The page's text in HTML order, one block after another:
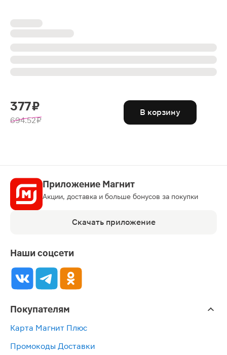
377 ₽
694.52 ₽
В корзину
Приложение Магнит
Акции, доставка и больше бонусов за покупки
Скачать приложение
Наши соцсети
Покупателям
Карта Магнит Плюс
Промокоды Доставки